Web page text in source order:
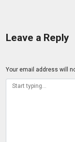
Leave a Reply
Your email address will